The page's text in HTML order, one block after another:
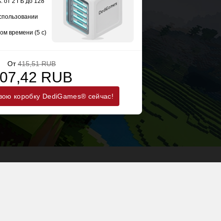
NeoForge 21.10.20-beta
времени (5 с)
От 415,51 RUB
RUB
коробку DediGames® сейчас!